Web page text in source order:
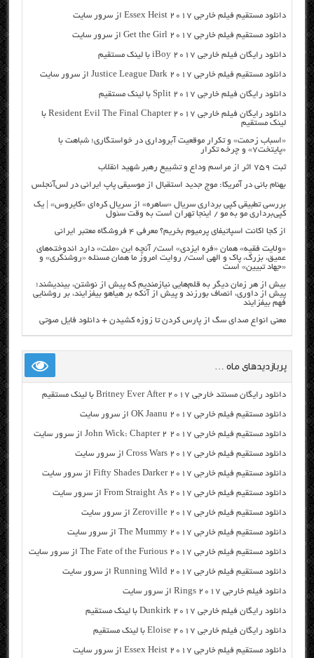
دانلود مستقیم فیلم خارجی Essex Heist 2017 از سرور سایت
دانلود مستقیم فیلم خارجی Get the Girl 2017 از سرور سایت
دانلود رایگان فیلم خارجی iBoy 2017 با لینک مستقیم
دانلود مستقیم فیلم خارجی Justice League Dark 2017 از سرور سایت
دانلود رایگان فیلم خارجی Split 2017 با لینک مستقیم
دانلود رایگان فیلم خارجی Resident Evil The Final Chapter 2017 با
لینک مستقیم
«اسباب زحمت» و تکرار موقعیت آبروداری در خواستگاری؛ شباهت با
«پایتخت۷» و چرخه تکرار
ثبت ۷۵۹ اثر از مراسم وداع و تشییع رهبر شهید انقلاب
بهنام بانی در آمریکا: موج جدید استقبال از موسیقی پاپ ایرانی در لس‌آنجلس
بررسی تطبیقی کپی برداری سریال «ساهره» از سریال کره‌ای «کایروس» | یک
کپی‌برداری مو به مو / اینجا تهران است به وقت سئول
از کجا اکانت اسپاتیفای پرمیوم بخریم؟ معرفی ۴ فروشگاه معتبر ایرانی
«ولایت فقیه» همان «فره ایزدی» است/ آنچه این «ملت» دارد اندوخته‌های
عمیق، بزرگ، پاک و الهی است/ روایت امروز ما همان مسئله «روشنگری» و
«جهاد تبیین» است
بیش از هر زمان دیگر به قلم‌هایی نیازمندیم که پیش از نوشتن، بیندیشند؛
پیش از داوری، انصاف بورزند و پیش از آنکه بر هیاهو بیفزایند، بر روشنایی
فهم بیفزایند
معنی انواع صدای سگ از پارس کردن تا زوزه کشیدن + دانلود فایل صوتی
پربازدیدهای ماه …
دانلود رایگان مسنتد خارجی Britney Ever After 2017 با لینک مستقیم
دانلود مستقیم فیلم خارجی OK Jaanu 2017 از سرور سایت
دانلود مستقیم فیلم خارجی John Wick: Chapter 2 2017 از سرور سایت
دانلود مستقیم فیلم خارجی Cross Wars 2017 از سرور سایت
دانلود مستقیم فیلم خارجی Fifty Shades Darker 2017 از سرور سایت
دانلود مستقیم فیلم خارجی From Straight As 2017 از سرور سایت
دانلود مستقیم فیلم خارجی Zeroville 2017 از سرور سایت
دانلود مستقیم فیلم خارجی The Mummy 2017 از سرور سایت
دانلود مستقیم فیلم خارجی The Fate of the Furious 2017 از سرور سایت
دانلود مستقیم فیلم خارجی Running Wild 2017 از سرور سایت
دانلود فیلم خارجی Rings 2017 از سرور سایت
دانلود رایگان فیلم خارجی Dunkirk 2017 با لینک مستقیم
دانلود رایگان فیلم خارجی Eloise 2017 با لینک مستقیم
دانلود مستقیم فیلم خارجی Essex Heist 2017 از سرور سایت